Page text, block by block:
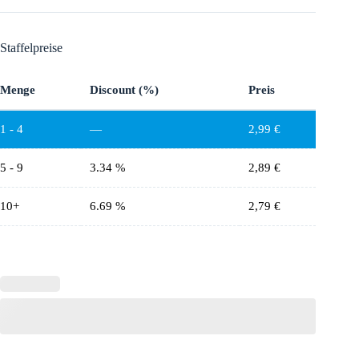
Staffelpreise
Menge Discount (%) Preis
1 - 4 — 2,99 €
5 - 9 3.34 % 2,89 €
10+ 6.69 % 2,79 €